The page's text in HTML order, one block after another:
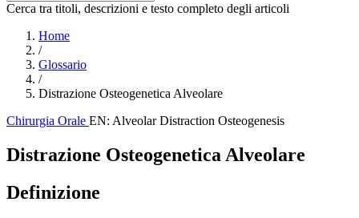
Cerca tra titoli, descrizioni e testo completo degli articoli
Home
/
Glossario
/
Distrazione Osteogenetica Alveolare
Chirurgia Orale EN: Alveolar Distraction Osteogenesis
Distrazione Osteogenetica Alveolare
Definizione